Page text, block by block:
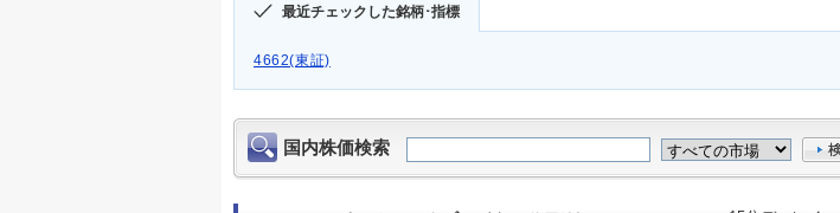
最近チェックした銘柄･指標
4662(東証)